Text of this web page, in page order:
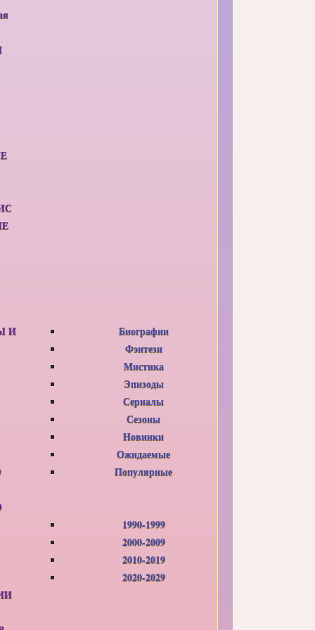
Биографии
Фэнтези
Мистика
Эпизоды
Сериалы
Сезоны
Новинки
Ожидаемые
Популярные
1990-1999
2000-2009
2010-2019
2020-2029
И